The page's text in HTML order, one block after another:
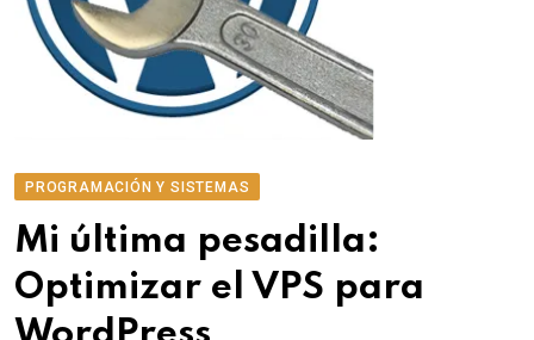
PROGRAMACIÓN Y SISTEMAS
Mi última pesadilla:
Optimizar el VPS para